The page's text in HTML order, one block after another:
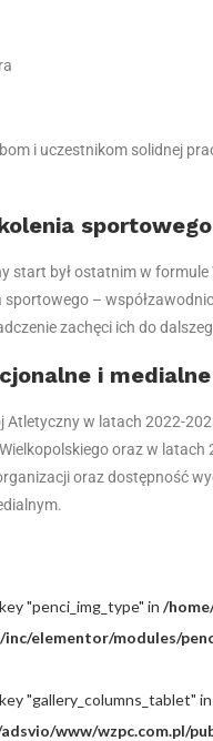
i uczestnikom solidnej
sportowego
start był ostatnim w
sportowego –
zachęci ich do
i medialne
Atletyczny w latach 2022-
oraz w
oraz dostępność
"penci_img_type" in /
elementor/modules/
"gallery_columns_tablet" in
www/wzpc.com.pl/